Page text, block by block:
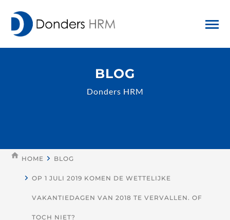
BLOG
Donders HRM
HOME BLOG
OP 1 JULI 2019 KOMEN DE WETTELIJKE
VAKANTIEDAGEN VAN 2018 TE VERVALLEN. OF
TOCH NIET?